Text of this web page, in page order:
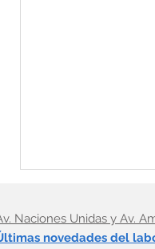
Naciones Unidas y Av.
novedades del